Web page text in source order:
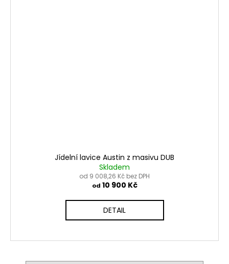
Jídelní lavice Austin z masivu DUB
Skladem
od 9 008,26 Kč bez DPH
od 10 900 Kč
DETAIL